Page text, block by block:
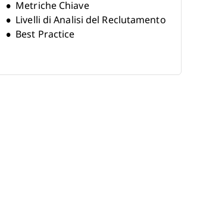
Metriche Chiave
Livelli di Analisi del Reclutamento
Best Practice